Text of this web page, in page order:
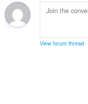
View forum thread